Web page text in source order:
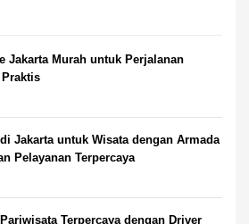
Jakarta Murah untuk Perjalanan
Jakarta untuk Wisata dengan Armada
Pelayanan Terpercaya
Terpercaya dengan Driver